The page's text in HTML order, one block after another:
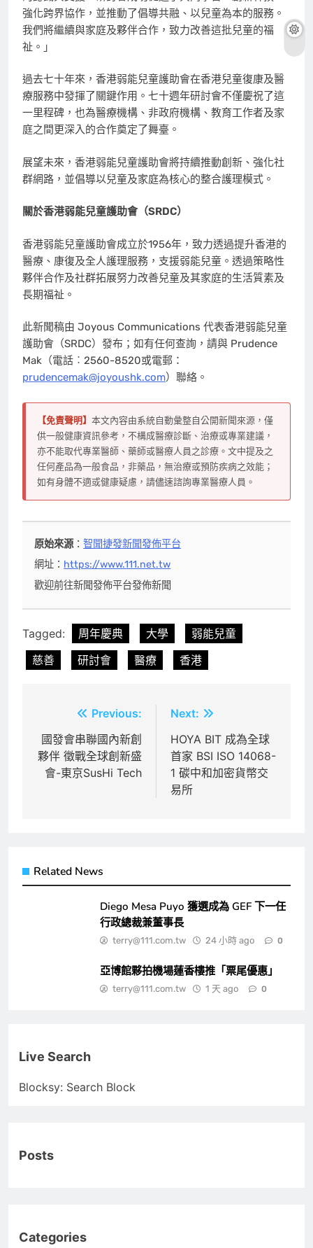
強化跨界協作，並推動了倡導共融、以兒童為本的服務。
我們將繼續與家庭及夥伴合作，致力改善這批兒童的福
祉。」
過去七十年來，香港弱能兒童護助會在香港兒童復康及醫
療服務中發揮了關鍵作用。七十週年研討會不僅慶祝了這
一里程碑，也為醫療機構、非政府機構、教育工作者及家
庭之間更深入的合作奠定了舞臺。
展望未來，香港弱能兒童護助會將持續推動創新、強化社
群網路，並倡導以兒童及家庭為核心的整合護理模式。
關於香港弱能兒童護助會（SRDC）
香港弱能兒童護助會成立於1956年，致力透過提升香港的
醫療、康復及全人護理服務，支援弱能兒童。透過策略性
夥伴合作及社群拓展努力改善兒童及其家庭的生活質素及
長期福祉。
此新聞稿由 Joyous Communications 代表香港弱能兒童
護助會（SRDC）發布；如有任何查詢，請與 Prudence
Mak（電話︰2560-8520或電郵：
prudencemak@joyoushk.com）聯絡。
【免責聲明】 本文內容由系統自動彙整自公開新聞來源，僅
供一般健康資訊參考，不構成醫療診斷、治療或專業建議，
亦不能取代專業醫師、藥師或醫療人員之診療。文中提及之
任何產品為一般食品，非藥品，無治療或預防疾病之效能；
如有身體不適或健康疑慮，請儘速諮詢專業醫療人員。
原始來源：智聞捷發新聞發佈平台
網址： https://www.111.net.tw
歡迎前往新聞發佈平台發佈新聞
Tagged: 周年慶典 大學
弱能兒童
慈善
研討會 醫療 香港
章
導
Previous:
國發會串聯國內新創
夥伴 徵戰全球創新盛
會-東京SusHi Tech
Next:
HOYA BIT 成為全球
首家 BSI ISO 14068-
1 碳中和加密貨幣交
易所
Related News
Diego Mesa Puyo 獲選成為 GEF 下一任
行政總裁兼董事長
terry@111.com.tw 24 小時 ago 0
亞博館夥拍機場蓮香樓推「票尾優惠」
terry@111.com.tw 1 天 ago 0
Live Search
Blocksy: Search Block
Posts
Categories